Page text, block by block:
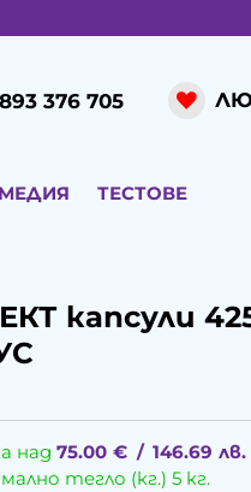
376 705
МЕДИЯ ТЕСТОВЕ
капсули
над75.00 € / 146.69 лв.
тегло (кг.) 5 кг.